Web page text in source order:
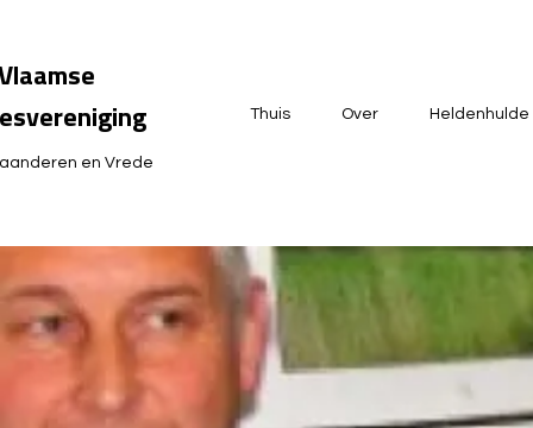
en Vrede
Thuis Over Heldenhulde